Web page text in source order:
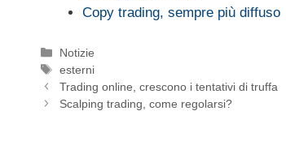
Copy trading, sempre più diffuso
Categorie
Notizie
Tag
esterni
Trading online, crescono i tentativi di truffa
Scalping trading, come regolarsi?